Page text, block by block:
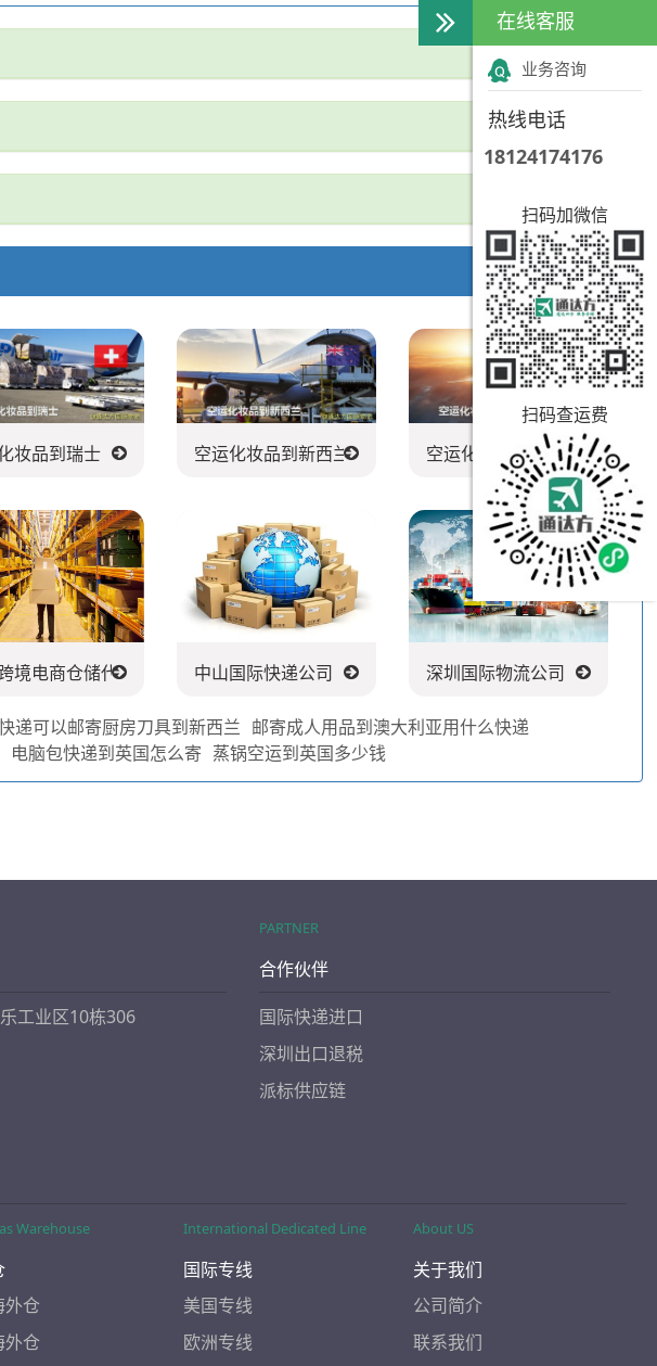
妆品到瑞士 空运化妆品到新西兰 空运化妆品到法国
境电商仓储代发货 中山国际快递公司 深圳国际物流公司
递可以邮寄厨房刀具到新西兰 邮寄成人用品到澳大利亚用什么快递
电脑包快递到英国怎么寄 蒸锅空运到英国多少钱
工业区10栋306
PARTNER
合作伙伴
国际快递进口
深圳出口退税
派标供应链
Warehouse
外仓
外仓
International Dedicated Line
国际专线
美国专线
欧洲专线
About US
关于我们
公司简介
联系我们
在线客服
业务咨询
热线电话
18124174176
扫码加微信
扫码查运费